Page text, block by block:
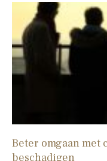
Beter omgaan met
beschadigen